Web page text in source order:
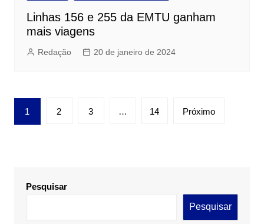
Linhas 156 e 255 da EMTU ganham
mais viagens
Redação 20 de janeiro de 2024
Paginação
de
1 2 3 … 14 Próximo
Pesquisar
Pesquisar